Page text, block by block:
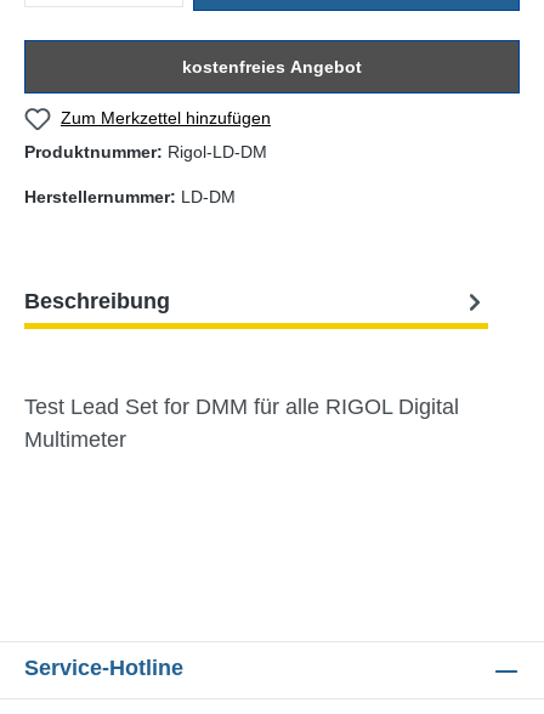
kostenfreies Angebot
Zum Merkzettel hinzufügen
Produktnummer: Rigol-LD-DM
Herstellernummer: LD-DM
Beschreibung
Test Lead Set for DMM für alle RIGOL Digital
Multimeter
Service-Hotline